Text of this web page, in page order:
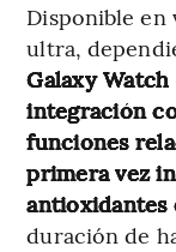
Disponible en
ultra,
Galaxy
integración
funciones
primera vez
antioxidantes
duración de